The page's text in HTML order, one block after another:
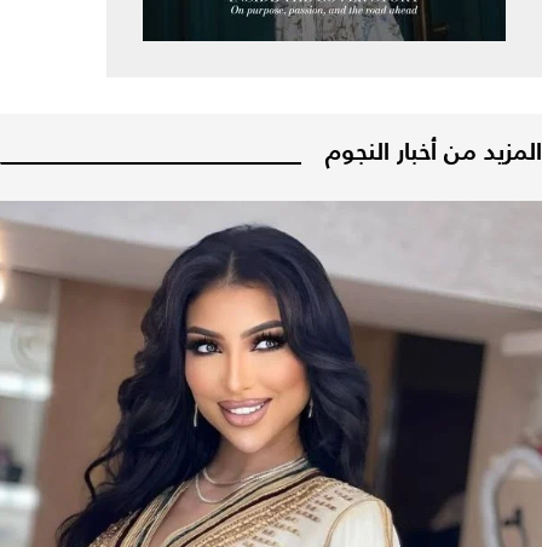
المزيد من أخبار النجوم